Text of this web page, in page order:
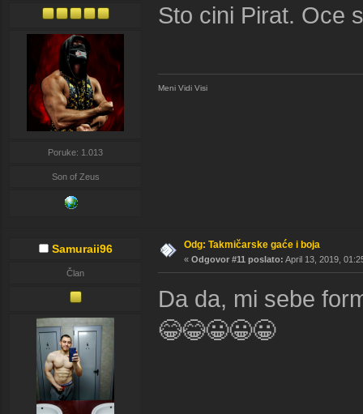
Poruke: 1.013
Son of Zeus
Sto cini Pirat. Oce
Meni Vidi Visi
Samuraii96
Član
Odg: Takmičarske gaće i boja
« Odgovor #11 poslato: April 13, 2019,
Da da, mi sebe
😂😂😀😀😀